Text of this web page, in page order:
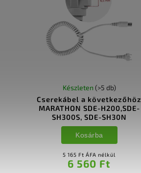
Cserekábel a következőhöz
MARATHON SDE-H200,SDE-
SH300S, SDE-SH30N
Készleten (>5 db)
5 165 Ft ÁFA nélkül
6 560 Ft
Kosárba